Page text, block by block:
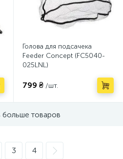
Голова для подсачека
Feeder Concept (FC5040-
025LNL)
799 ₴ /шт.
больше товаров
3 4